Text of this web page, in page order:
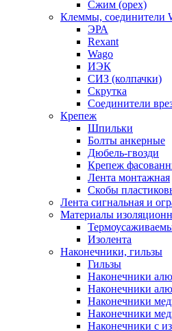
Сжим (орех)
Клеммы,
ЭРА
Rexant
Wago
ИЭК
СИЗ (колпачки)
Скрутка
Соединители
Крепеж
Шпильки
Болты анкерные
Дюбель-гвозди
Крепеж
Лента монтажная
Скобы
Лента сигнальная и
Материалы
Изолента
Наконечники, гильзы
Гильзы
Наконечники
Наконечники
Наконечники
Наконечники
Наконечники с